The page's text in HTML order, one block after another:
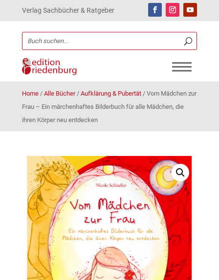
Verlag Sachbücher & Ratgeber
Home/ Alle Bücher/ Aufklärung & Pubertät/ Vom Mädchen zur
Frau – Ein märchenhaftes Bilderbuch für alle Mädchen, die
ihren Körper neu entdecken